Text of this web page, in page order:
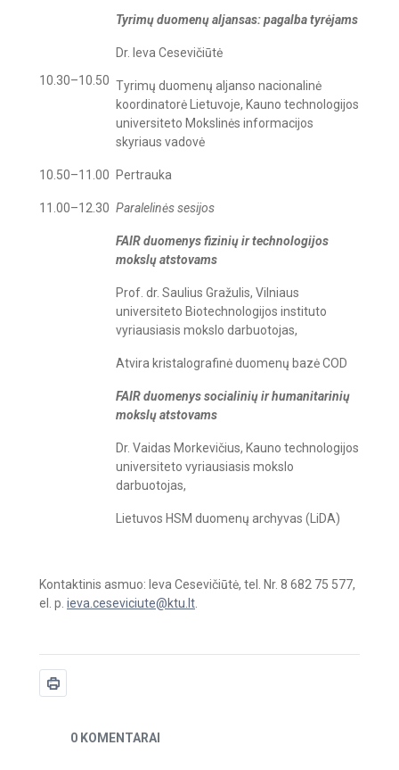
10.30–10.50
Tyrimų duomenų aljansas: pagalba tyrėjams
Dr. Ieva Cesevičiūtė
Tyrimų duomenų aljanso nacionalinė
koordinatorė Lietuvoje, Kauno technologijos
universiteto Mokslinės informacijos
skyriaus vadovė
10.50–11.00 Pertrauka
11.00–12.30 Paralelinės sesijos
FAIR duomenys fizinių ir technologijos
mokslų atstovams
Prof. dr. Saulius Gražulis, Vilniaus
universiteto Biotechnologijos instituto
vyriausiasis mokslo darbuotojas,
Atvira kristalografinė duomenų bazė COD
FAIR duomenys socialinių ir humanitarinių
mokslų atstovams
Dr. Vaidas Morkevičius, Kauno technologijos
universiteto vyriausiasis mokslo
darbuotojas,
Lietuvos HSM duomenų archyvas (LiDA)
Kontaktinis asmuo: Ieva Cesevičiūtė, tel. Nr. 8 682 75 577,
el. p. ieva.ceseviciute@ktu.lt
Naujienos
0 KOMENTARAI